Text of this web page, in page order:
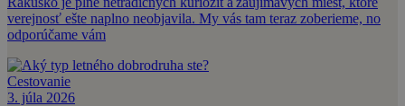
verejnosť ešte naplno neobjavila. My vás tam teraz zoberieme, no
odporúčame vám
Cestovanie
3. júla 2026